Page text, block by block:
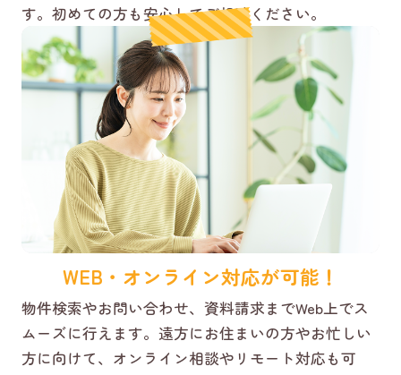
す。初めての方も安心してご相談ください。
WEB・オンライン対応が可能！
物件検索やお問い合わせ、資料請求までWeb上でス
ムーズに行えます。遠方にお住まいの方やお忙しい
方に向けて、オンライン相談やリモート対応も可